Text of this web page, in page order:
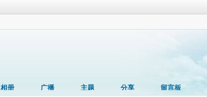
相册 广播 主题 分享 留言板